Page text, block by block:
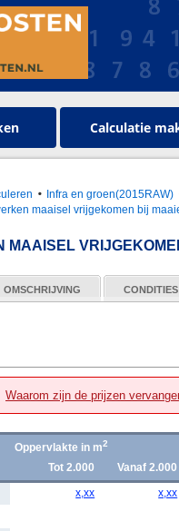
Calculatie
Infra en groen(2015RAW)
maaisel vrijgekomen bij
MAAISEL
OMSCHRIJVING CONDITIES
Waarom zijn de prijzen
Oppervlakte in m2
Tot 2.000
Vanaf 2.000
x,xx x,xx